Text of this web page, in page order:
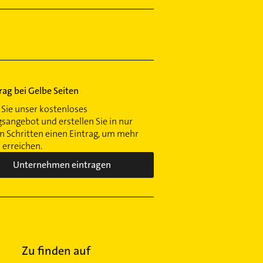
bei Gelbe Seiten
unser kostenloses
und erstellen Sie in nur
Schritten einen Eintrag, um mehr
erreichen.
Unternehmen eintragen
Zu finden auf